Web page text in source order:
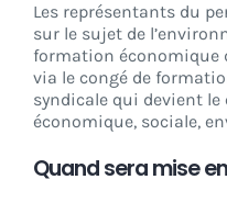
Les représentants du
sur le sujet de
formation économique
via le congé de
syndicale qui devient
économique, sociale,
Quand sera mise